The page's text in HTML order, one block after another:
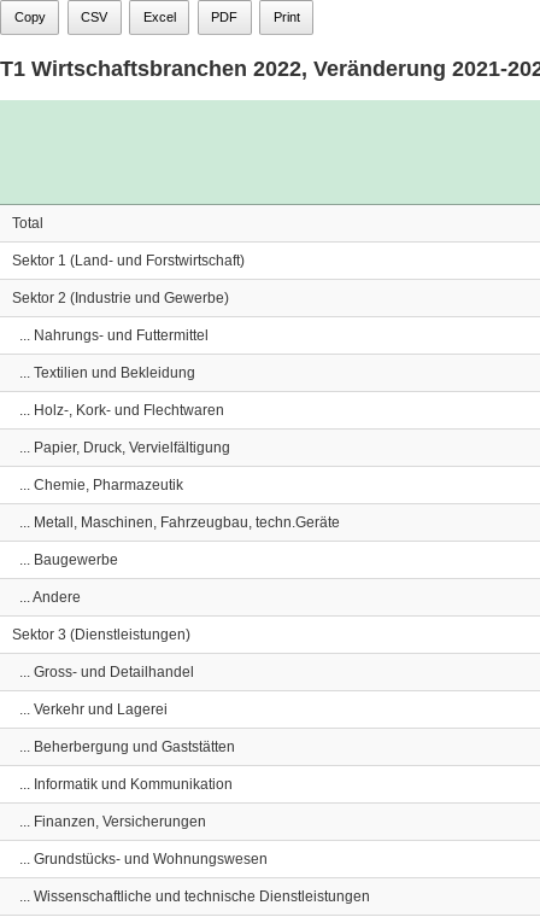
Copy CSV Excel PDF Print
T1 Wirtschaftsbranchen 2022, Veränderung 2021-
Total
Sektor 1 (Land- und Forstwirtschaft)
Sektor 2 (Industrie und Gewerbe)
... Nahrungs- und Futtermittel
... Textilien und Bekleidung
... Holz-, Kork- und Flechtwaren
... Papier, Druck, Vervielfältigung
... Chemie, Pharmazeutik
... Metall, Maschinen, Fahrzeugbau, techn.Geräte
... Baugewerbe
... Andere
Sektor 3 (Dienstleistungen)
... Gross- und Detailhandel
... Verkehr und Lagerei
... Beherbergung und Gaststätten
... Informatik und Kommunikation
... Finanzen, Versicherungen
... Grundstücks- und Wohnungswesen
... Wissenschaftliche und technische Dienstleistungen